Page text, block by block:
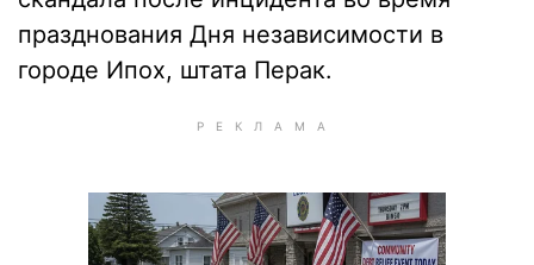
празднования Дня независимости в
городе Ипох, штата Перак.